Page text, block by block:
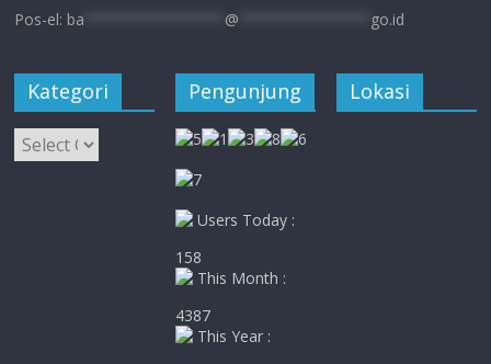
Pos-el: ba @ go.id
Kategori
Kategori
Pengunjung
Users Today :
158
This Month :
4387
This Year :
Lokasi